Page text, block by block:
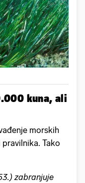
kuna, ali
morskih
Tako
zabranjuje